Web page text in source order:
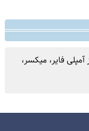
فایر، میکسر،